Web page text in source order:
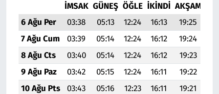
İMSAK GÜNEŞ ÖĞLE İKINDI AKŞAM
6 Ağu Per
03:38 05:13 12:24 16:13 19:25
7 Ağu Cum
03:39 05:14 12:24 16:12 19:24
8 Ağu Cts
03:40 05:14 12:24 16:12 19:23
9 Ağu Paz
03:42 05:15 12:24 16:11 19:22
10 Ağu Pts
03:43 05:16 12:23 16:11 19:21